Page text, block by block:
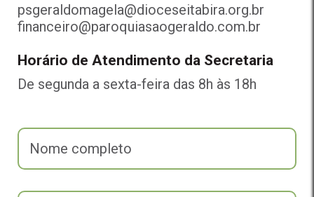
psgeraldomagela@dioceseitabira.org.br
financeiro@paroquiasaogeraldo.com.br
Horário de Atendimento da Secretaria
De segunda a sexta-feira das 8h às 18h